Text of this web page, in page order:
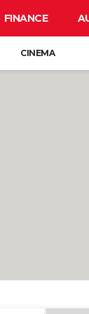
FINANCE
CINEMA